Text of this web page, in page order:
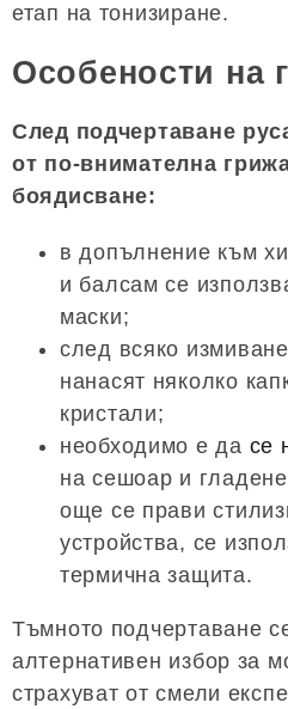
етап на тонизиране.
Особености на
След подчертаване
от по-внимателна
боядисване:
в допълнение към
и балсам се
маски;
след всяко
нанасят няколко
кристали;
необходимо е да се
на сешоар и
още се прави
устройства, се
термична защита.
Тъмното подчертаване
алтернативен избор за
страхуват от смели